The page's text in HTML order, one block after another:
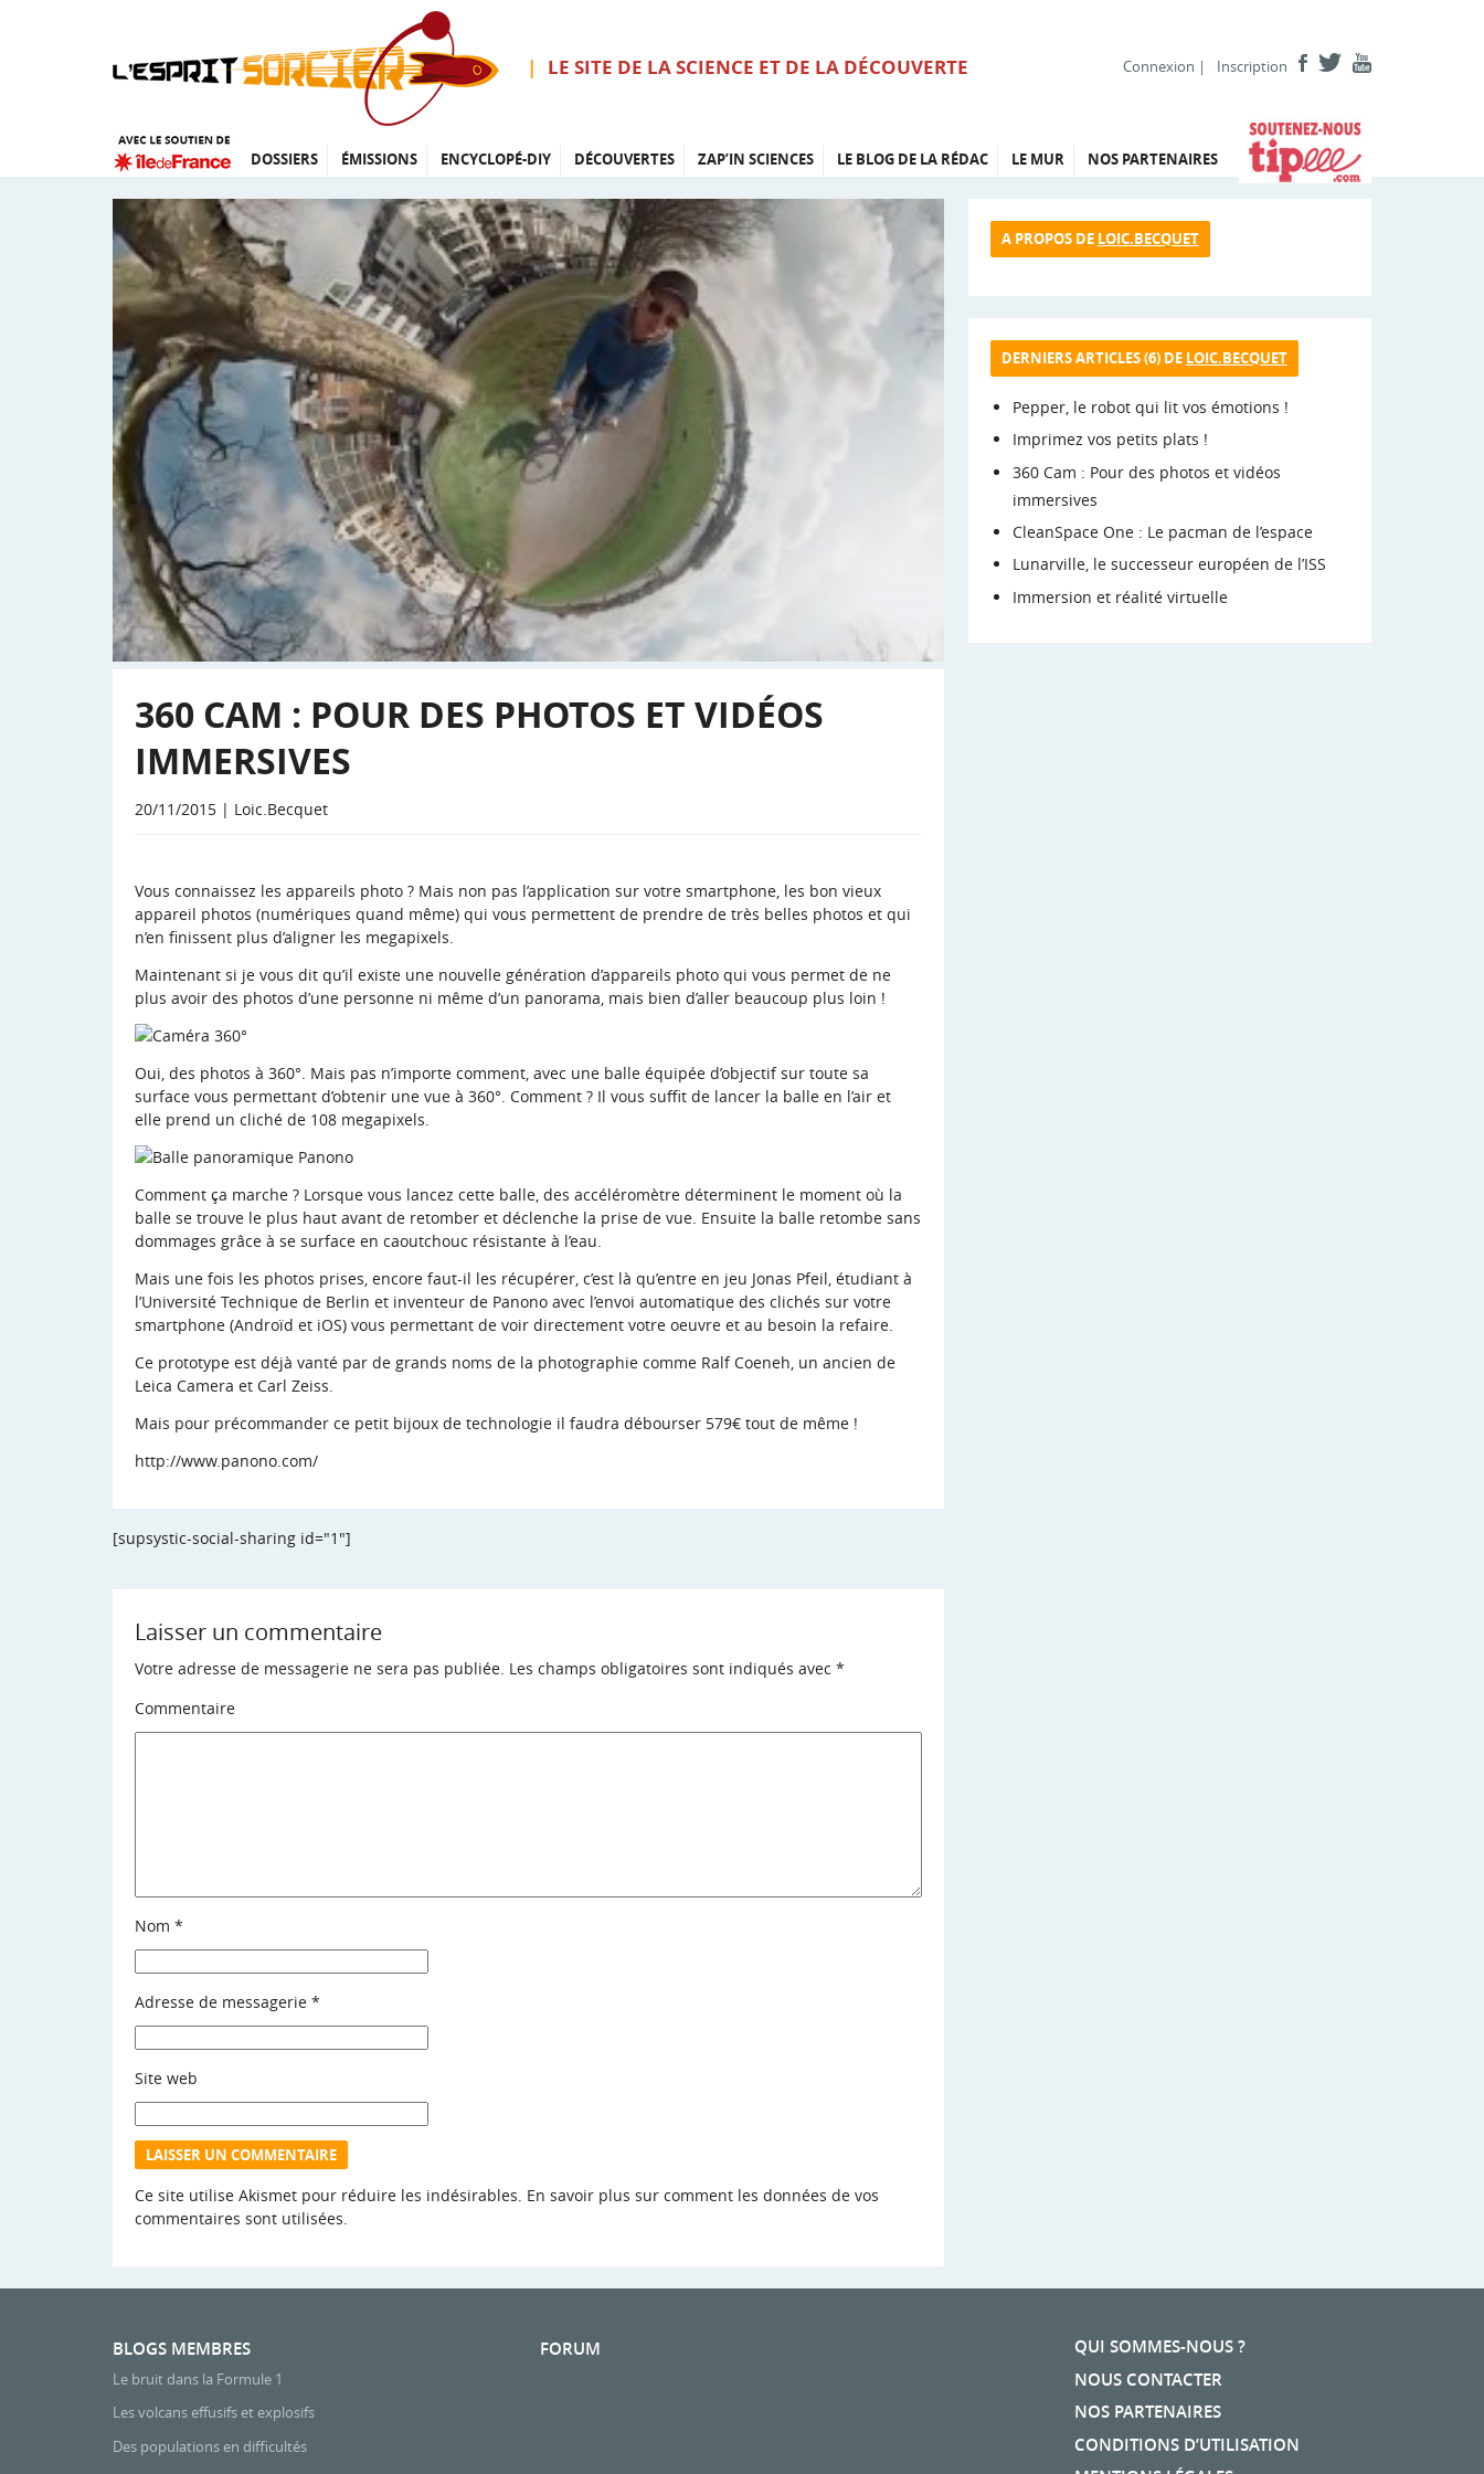
LE SITE DE LA SCIENCE ET DE LA DÉCOUVERTE Connexion | Inscription
DOSSIERS ÉMISSIONS ENCYCLOPÉ-DIY DÉCOUVERTES ZAP’IN SCIENCES LE BLOG DE LA RÉDAC LE MUR NOS PARTENAIRES
360 CAM : POUR DES PHOTOS ET VIDÉOS
IMMERSIVES
20/11/2015 | Loic.Becquet
Vous connaissez les appareils photo ? Mais non pas l’application sur votre smartphone, les bon vieux
appareil photos (numériques quand même) qui vous permettent de prendre de très belles photos et qui
n’en finissent plus d’aligner les megapixels.
Maintenant si je vous dit qu’il existe une nouvelle génération d’appareils photo qui vous permet de ne
plus avoir des photos d’une personne ni même d’un panorama, mais bien d’aller beaucoup plus loin !
Oui, des photos à 360°. Mais pas n’importe comment, avec une balle équipée d’objectif sur toute sa
surface vous permettant d’obtenir une vue à 360°. Comment ? Il vous suffit de lancer la balle en l’air et
elle prend un cliché de 108 megapixels.
Comment ça marche ? Lorsque vous lancez cette balle, des accéléromètre déterminent le moment où la
balle se trouve le plus haut avant de retomber et déclenche la prise de vue. Ensuite la balle retombe sans
dommages grâce à se surface en caoutchouc résistante à l’eau.
Mais une fois les photos prises, encore faut-il les récupérer, c’est là qu’entre en jeu Jonas Pfeil, étudiant à
l’Université Technique de Berlin et inventeur de Panono avec l’envoi automatique des clichés sur votre
smartphone (Androïd et iOS) vous permettant de voir directement votre oeuvre et au besoin la refaire.
Ce prototype est déjà vanté par de grands noms de la photographie comme Ralf Coeneh, un ancien de
Leica Camera et Carl Zeiss.
Mais pour précommander ce petit bijoux de technologie il faudra débourser 579€ tout de même !
http://www.panono.com/
[supsystic-social-sharing id="1"]
Laisser un commentaire
Votre adresse de messagerie ne sera pas publiée. Les champs obligatoires sont indiqués avec *
Commentaire
Nom *
Adresse de messagerie *
Site web
Ce site utilise Akismet pour réduire les indésirables. En savoir plus sur comment les données de vos
commentaires sont utilisées.
A PROPOS DE LOIC.BECQUET
DERNIERS ARTICLES (6) DE LOIC.BECQUET
Pepper, le robot qui lit vos émotions !
Imprimez vos petits plats !
360 Cam : Pour des photos et vidéos
immersives
CleanSpace One : Le pacman de l’espace
Lunarville, le successeur européen de l’ISS
Immersion et réalité virtuelle
BLOGS MEMBRES
Le bruit dans la Formule 1
Les volcans effusifs et explosifs
Des populations en difficultés
FORUM
QUI SOMMES-NOUS ?
NOUS CONTACTER
NOS PARTENAIRES
CONDITIONS D’UTILISATION